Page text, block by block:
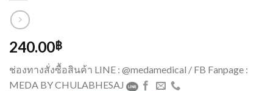
240.00฿
ช่องทางสั่งซื้อสินค้า LINE : @medamedical / FB Fanpage :
MEDA BY CHULABHESAJ